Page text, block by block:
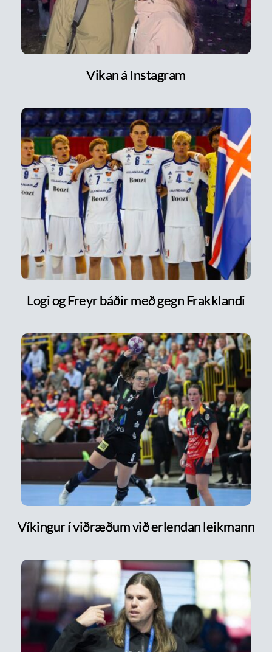
Vikan á Instagram
Logi og Freyr báðir með gegn Frakklandi
Víkingur í viðræðum við erlendan leikmann